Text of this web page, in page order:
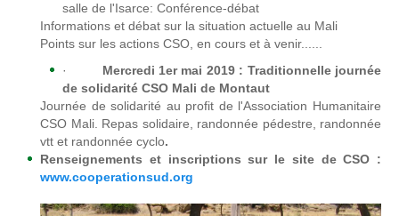
salle de l'Isarce: Conférence-débat
Informations et débat sur la situation actuelle au Mali
Points sur les actions CSO, en cours et à venir......
· Mercredi 1er mai 2019 : Traditionnelle journée
de solidarité CSO Mali de Montaut
Journée de solidarité au profit de l'Association Humanitaire
CSO Mali. Repas solidaire, randonnée pédestre, randonnée
vtt et randonnée cyclo.
Renseignements et inscriptions sur le site de CSO :
www.cooperationsud.org